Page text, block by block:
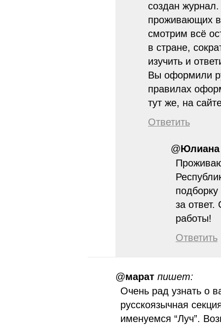
создан
проживающих
смотрим всё
в стране,
изучить и
Вы оформили
правилах
тут же, на
Ответить
@Юлиана
за
работы!
Ответить
@марат пишет:
Очень рад узнать о
русскоязычная
именуемся “Луч”.